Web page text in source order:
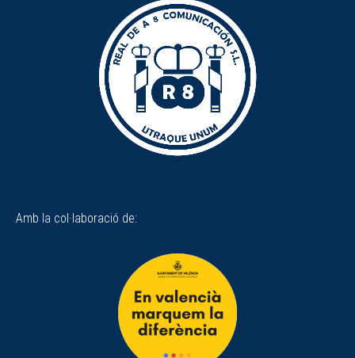
Amb la col·laboració de: